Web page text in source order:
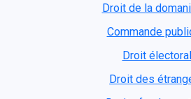
Droit de la
Commande
Droit électoral
Droit des